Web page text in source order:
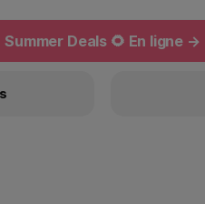
Summer Deals 🌻 En ligne →